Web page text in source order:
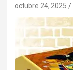
octubre 24, 2025